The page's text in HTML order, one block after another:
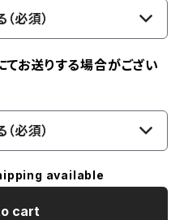
必須）
お送りする場合がござい
必須）
available
cart